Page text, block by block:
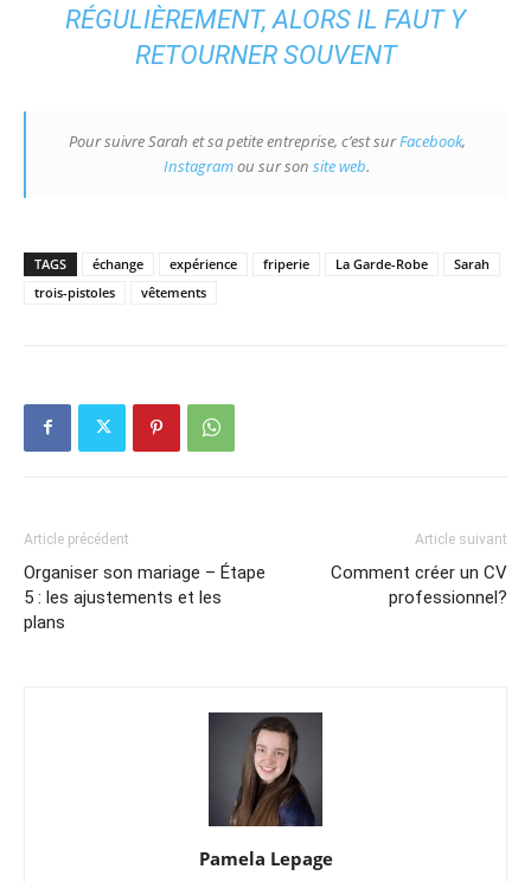
RÉGULIÈREMENT, ALORS IL FAUT Y
RETOURNER SOUVENT
Pour suivre Sarah et sa petite entreprise, c’est surFacebook,
Instagramou sur son site web.
TAGS échange expérience friperie La Garde-Robe
Sarah
trois-pistoles
vêtements
Article précédent
Organiser son mariage – Étape
5 : les ajustements et les
plans
Article suivant
Comment créer un CV
professionnel?
Pamela Lepage